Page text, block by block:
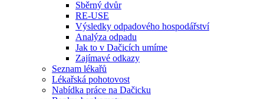
Sběrný dvůr
RE-USE
Výsledky odpadového hospodářství
Analýza odpadu
Jak to v Dačicích umíme
Zajímavé odkazy
Seznam lékařů
Lékařská pohotovost
Nabídka práce na Dačicku